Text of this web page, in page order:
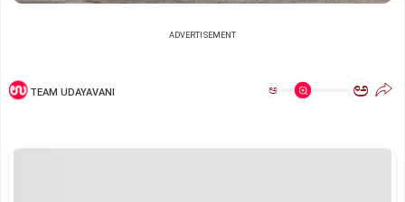
ADVERTISEMENT
TEAM UDAYAVANI ಅ ಅ